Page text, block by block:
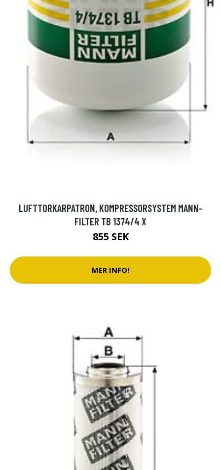
LUFTTORKARPATRON, KOMPRESSORSYSTEM MANN-
FILTER TB 1374/4 X
855 SEK
MER INFO!